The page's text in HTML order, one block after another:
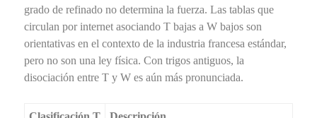
grado de refinado no determina la fuerza. Las tablas que
circulan por internet asociando T bajas a W bajos son
orientativas en el contexto de la industria francesa estándar,
pero no son una ley física. Con trigos antiguos, la
disociación entre T y W es aún más pronunciada.